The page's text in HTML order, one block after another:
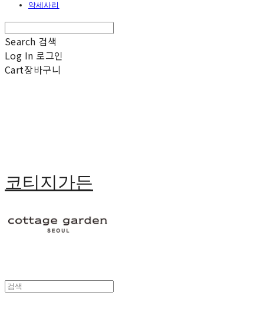
악세사리
Search 검색
Log In 로그인
Cart장바구니
코티지가든